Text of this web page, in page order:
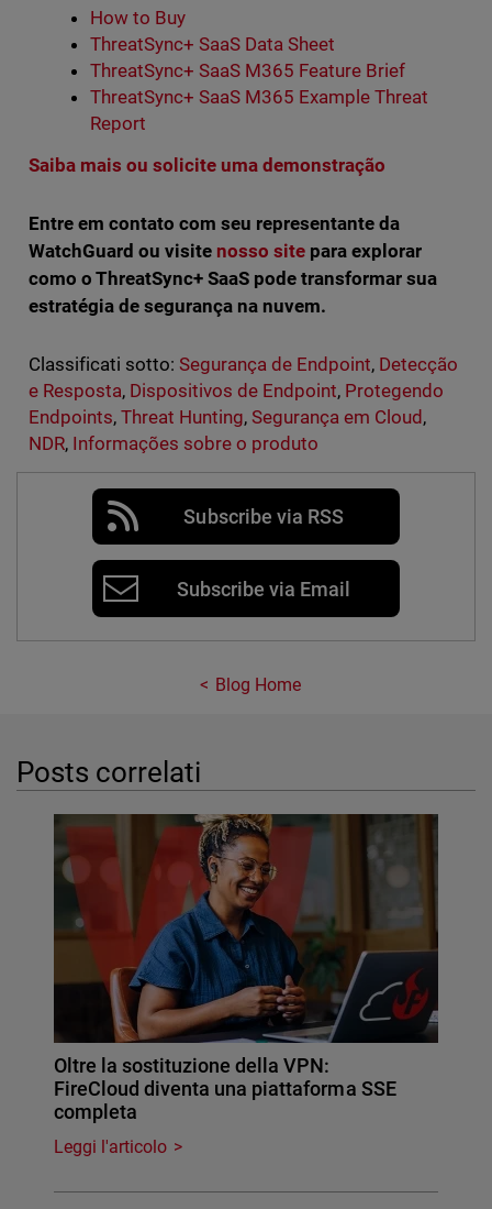
How to Buy
ThreatSync+ SaaS Data Sheet
ThreatSync+ SaaS M365 Feature Brief
ThreatSync+ SaaS M365 Example Threat
Report
Saiba mais ou solicite uma demonstração
Entre em contato com seu representante da
WatchGuard ou visite nosso site para explorar
como o ThreatSync+ SaaS pode transformar sua
estratégia de segurança na nuvem.
Classificati sotto: Segurança de Endpoint, Detecção
e Resposta, Dispositivos de Endpoint, Protegendo
Endpoints, Threat Hunting, Segurança em Cloud,
NDR, Informações sobre o produto
Subscribe via RSS
Subscribe via Email
Blog Home
Posts correlati
Oltre la sostituzione della VPN:
FireCloud diventa una piattaforma SSE
completa
Leggi l'articolo